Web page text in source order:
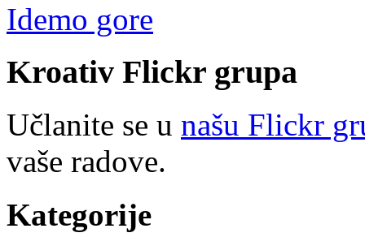
Idemo gore
Kroativ Flickr grupa
Učlanite se u našu Flickr
vaše radove.
Kategorije